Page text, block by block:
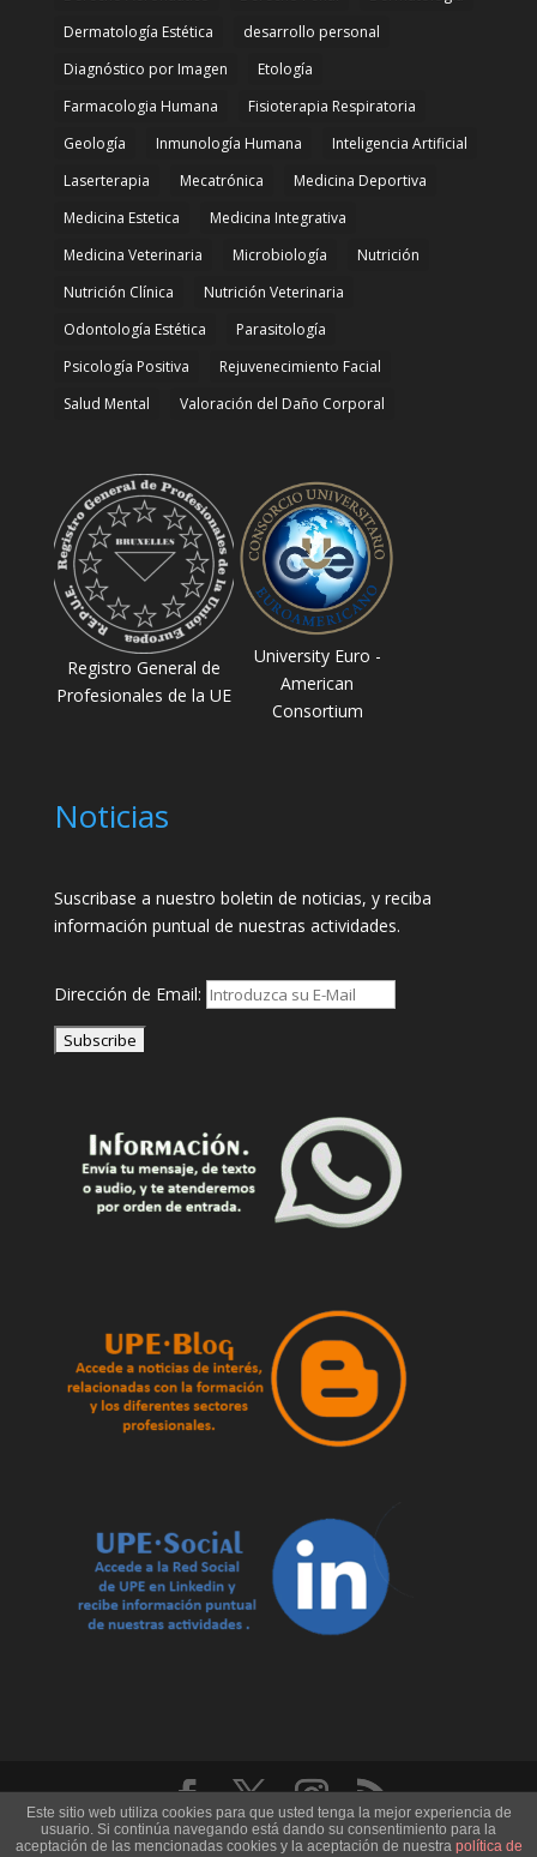
Dermatología Estética
desarrollo personal
Diagnóstico por Imagen
Etología
Farmacologia Humana
Fisioterapia Respiratoria
Geología
Inmunología Humana
Inteligencia Artificial
Laserterapia
Mecatrónica
Medicina Deportiva
Medicina Estetica
Medicina Integrativa
Medicina Veterinaria
Microbiología
Nutrición
Nutrición Clínica
Nutrición Veterinaria
Odontología Estética
Parasitología
Psicología Positiva
Rejuvenecimiento Facial
Salud Mental
Valoración del Daño Corporal
Registro General de
Profesionales de la UE
University Euro -
American
Consortium
Noticias
Suscribase a nuestro boletin de noticias, y reciba
información puntual de nuestras actividades.
Dirección de Email:
U.P.E. Universidad de los Pueblos de Europa - Record
Este sitio web utiliza cookies para que usted tenga la mejor experiencia de
usuario. Si continúa navegando está dando su consentimiento para la
aceptación de las mencionadas cookies y la aceptación de nuestra política de